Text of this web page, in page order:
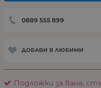
0889 555 899
ДОБАВИ В ЛЮБИМИ
Подложки за вана,